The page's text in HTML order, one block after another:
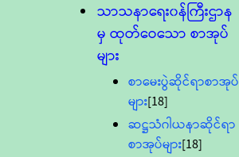
သာသနာရေး၀န်ကြီးဌာန
မှ ထုတ်ဝေသော စာအုပ်
များ
စာမေးပွဲဆိုင်ရာစာအုပ်
များ[18]
ဆဋ္ဌသံဂါယနာဆိုင်ရာ
စာအုပ်များ[18]